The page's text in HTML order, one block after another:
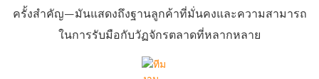
ครั้งสำคัญ—มันแสดงถึงฐานลูกค้าที่มั่นคงและความสามารถ
ในการรับมือกับวัฏจักรตลาดที่หลากหลาย